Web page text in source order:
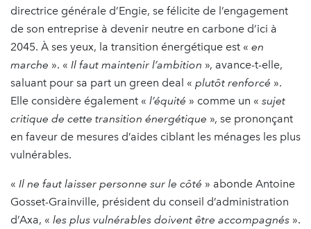
directrice générale d’Engie, se félicite de l’engagement
de son entreprise à devenir neutre en carbone d’ici à
2045. À ses yeux, la transition énergétique est « en
marche ». « Il faut maintenir l’ambition », avance-t-elle,
saluant pour sa part un green deal « plutôt renforcé ».
Elle considère également « l’équité » comme un « sujet
critique de cette transition énergétique », se prononçant
en faveur de mesures d’aides ciblant les ménages les plus
vulnérables.
« Il ne faut laisser personne sur le côté » abonde Antoine
Gosset-Grainville, président du conseil d’administration
d’Axa, « les plus vulnérables doivent être accompagnés ».